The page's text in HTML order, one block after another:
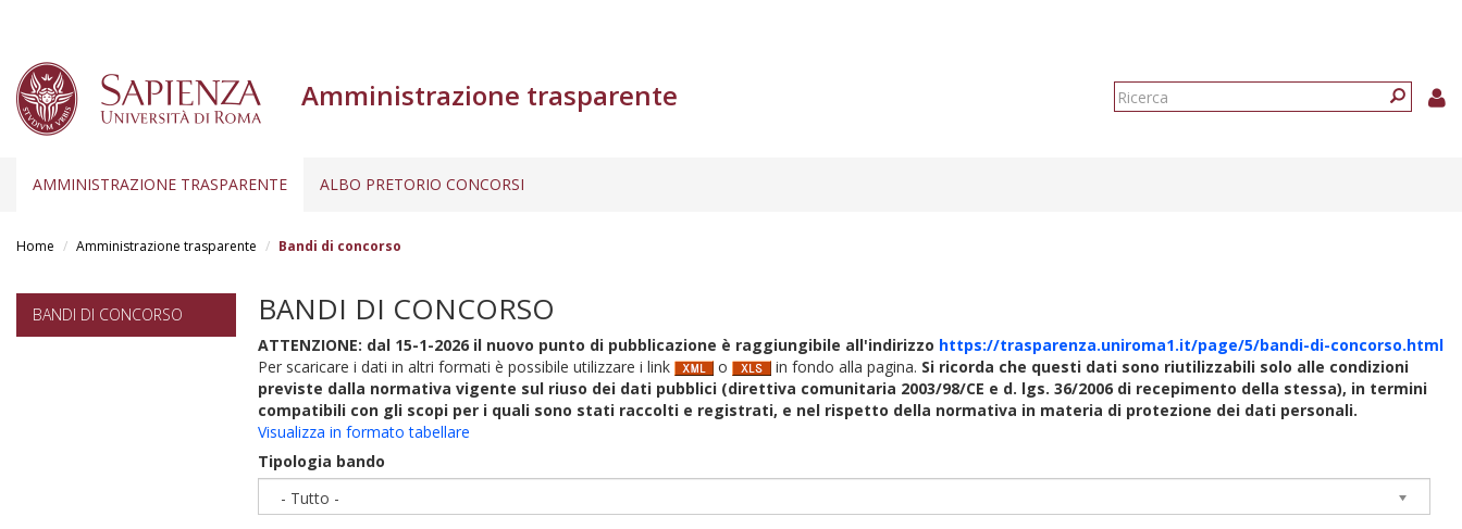
Amministrazione trasparente
Form
AMMINISTRAZIONE TRASPARENTE ALBO PRETORIO CONCORSI
Home Amministrazione trasparente Bandi di concorso
BANDI DI CONCORSO BANDI DI CONCORSO
ATTENZIONE: dal 15-1-2026 il nuovo punto di pubblicazione è raggiungibile all'indirizzo https://trasparenza.uniroma1.it/page/5/bandi-di-concorso.html
Per scaricare i dati in altri formati è possibile utilizzare i link
o in fondo alla pagina. Si ricorda che questi dati sono riutilizzabili solo alle condizioni
previste dalla normativa vigente sul riuso dei dati pubblici (direttiva comunitaria 2003/98/CE e d. lgs. 36/2006 di recepimento della stessa), in termini
compatibili con gli scopi per i quali sono stati raccolti e registrati, e nel rispetto della normativa in materia di protezione dei dati personali.
Visualizza in formato tabellare
Tipologia bando
- Tutto -